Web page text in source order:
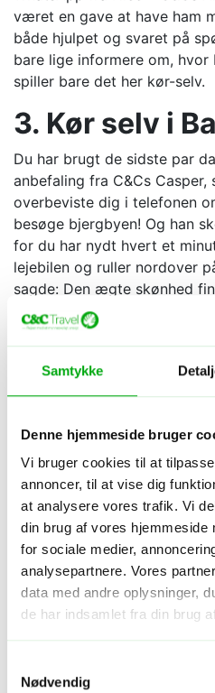
Samtykke
Denne hjemmeside bruger
Vi bruger cookies til at
annoncer, til at vise dig
at analysere vores trafik. Vi
din brug af vores hjemmeside
for sociale medier,
analysepartnere. Vores
data med andre oplysninger,
de har indsamlet fra din brug
Nødvendig
været en gave at have ham
både hjulpet og svaret på
bare lige informere om, hvor
spiller bare det her kør-selv.
3. Kør selv i
Du har brugt de sidste par
anbefaling fra C&Cs
overbeviste dig i telefonen
besøge bjergbyen! Og han
for du har nydt hvert et
lejebilen og ruller nordover
sagde: Den ægte skønhed
los Andes. Landskaber er
krystalklare søer, skov og
München til alperne.
i et elektronisk remix – det
lejligheden, for du er på vej
mellem provinserne Río
dig fri, som du triller hen
los Siete Lagos: de syv
er blevet anbefalet at tage
er flere udkigspunkter over
værd.